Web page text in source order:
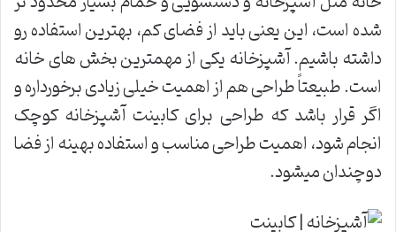
شده است، این یعنی باید از فضای کم، بهترین استفاده رو
داشته باشیم. آشپزخانه یکی از مهمترین بخش های خانه
است. طبیعتاً طراحی هم از اهمیت خیلی زیادی برخورداره و
اگر قرار باشد که طراحی برای کابینت آشپزخانه کوچک
انجام شود، اهمیت طراحی مناسب و استفاده بهینه از فضا
دوچندان میشود.